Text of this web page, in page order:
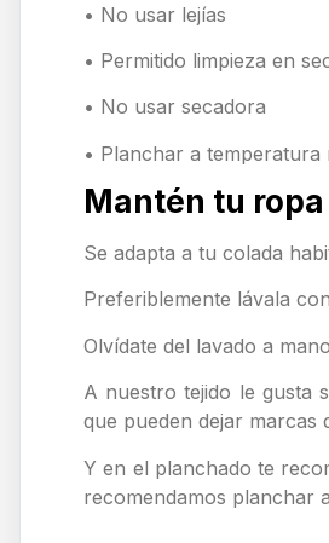
• No usar lejías
• Permitido limpieza en
• No usar secadora
• Planchar a temperatura
Mantén tu
Se adapta a tu colada
Preferiblemente lávala
Olvídate del lavado a
A nuestro tejido le gusta
que pueden dejar marcas
Y en el planchado te
recomendamos planchar